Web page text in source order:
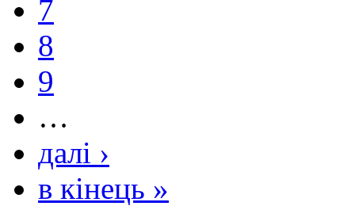
7
8
9
…
далі ›
в кінець »